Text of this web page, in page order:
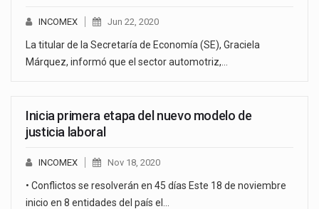
INCOMEX Jun 22, 2020
La titular de la Secretaría de Economía (SE), Graciela
Márquez, informó que el sector automotriz,…
Inicia primera etapa del nuevo modelo de
justicia laboral
INCOMEX Nov 18, 2020
• Conflictos se resolverán en 45 días Este 18 de noviembre
inicio en 8 entidades del país el…